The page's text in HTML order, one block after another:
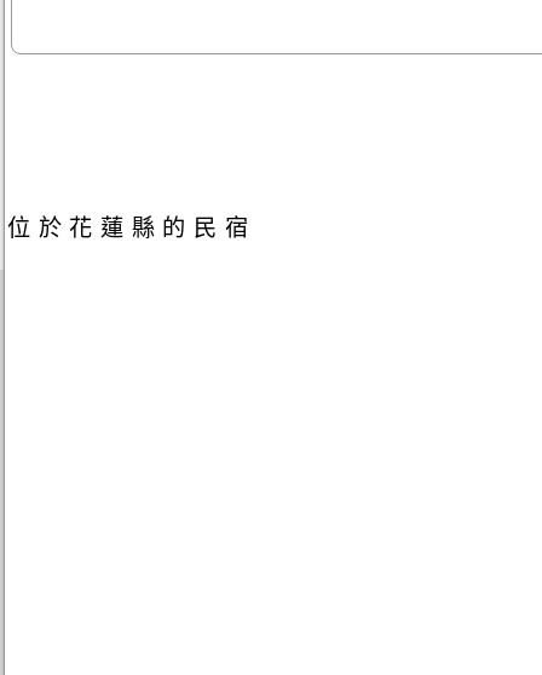
位於花蓮縣的民宿